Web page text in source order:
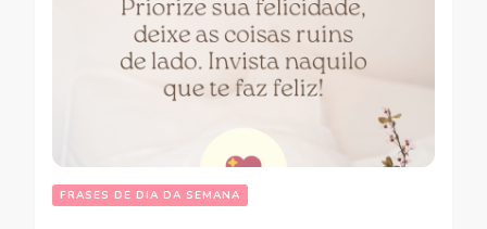
FRASES DE DIA DA SEMANA